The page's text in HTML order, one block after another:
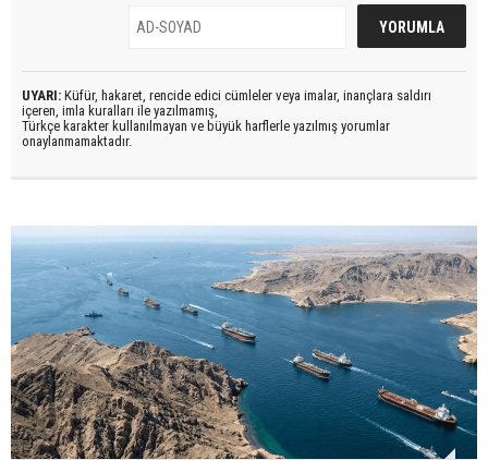
UYARI: Küfür, hakaret, rencide edici cümleler veya imalar, inançlara saldırı
içeren, imla kuralları ile yazılmamış,
Türkçe karakter kullanılmayan ve büyük harflerle yazılmış yorumlar
onaylanmamaktadır.